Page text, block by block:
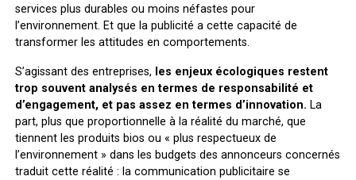
services plus durables ou moins néfastes pour
l’environnement. Et que la publicité a cette capacité de
transformer les attitudes en comportements.
S’agissant des entreprises, les enjeux écologiques restent
trop souvent analysés en termes de responsabilité et
d’engagement, et pas assez en termes d’innovation. La
part, plus que proportionnelle à la réalité du marché, que
tiennent les produits bios ou « plus respectueux de
l’environnement » dans les budgets des annonceurs concernés
traduit cette réalité : la communication publicitaire se